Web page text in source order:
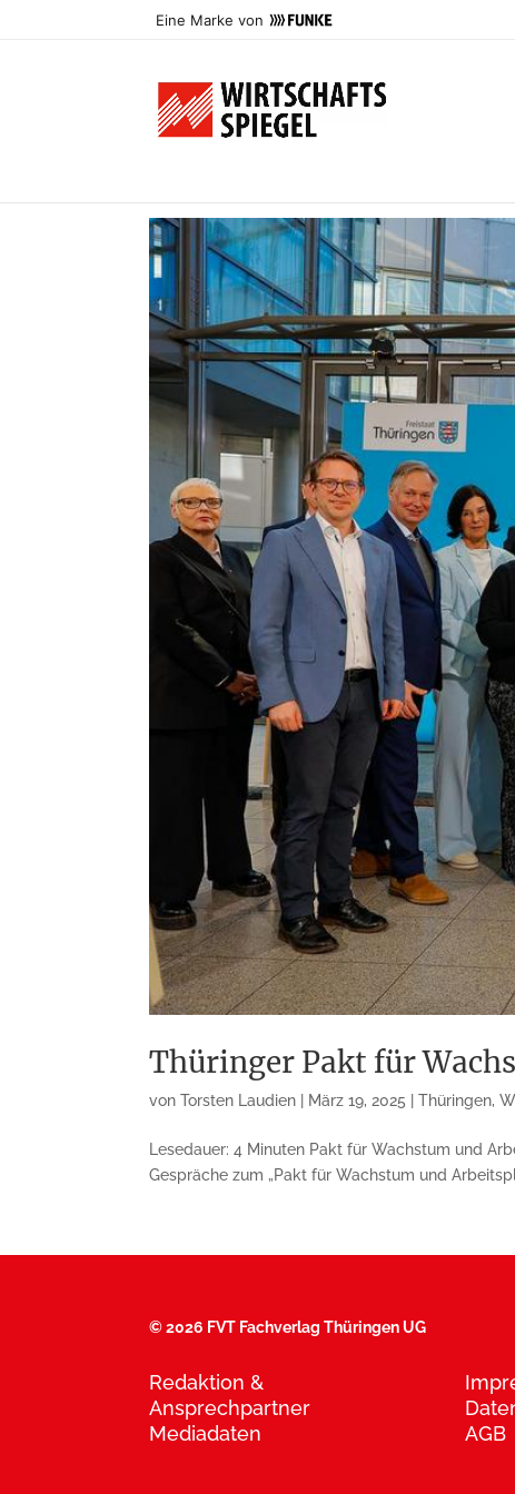
Eine Marke von
Thüringer Pakt für
vonTorsten Laudien März 19, 2025 |Thüringen,
Lesedauer: 4 Minuten Pakt für Wachstum und
Gespräche zum „Pakt für Wachstum und
©2026 FVT Fachverlag Thüringen UG
Redaktion &
Ansprechpartner
Mediadaten
AGB